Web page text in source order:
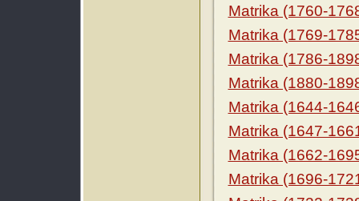
Matrika (1760-
Matrika (1769-
Matrika (1786-
Matrika (1880-
Matrika (1644-
Matrika (1647-
Matrika (1662-
Matrika (1696-